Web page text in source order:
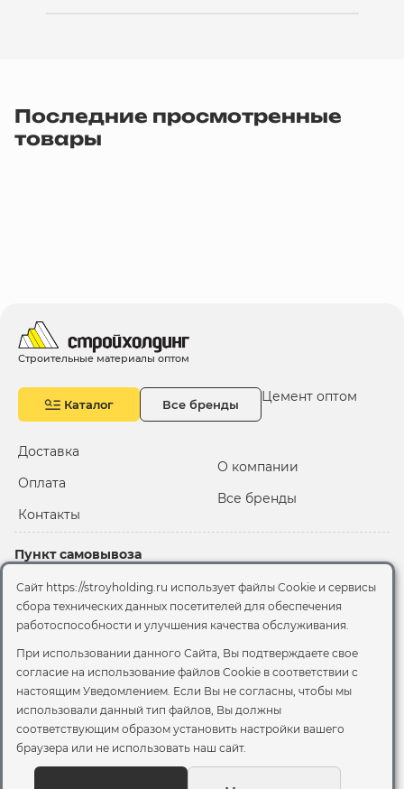
Последние просмотренные
товары
Строительные материалы оптом
Каталог Все бренды Цемент оптом
Доставка
Оплата
Контакты
О компании
Все бренды
Пункт самовывоза
2-й Иртышский проезд,
территория 2А стр.3
Офис
Москва, ул. Вятская, 49с1
© 2026 Стройхолдинг | г. Москва
Договор оферта
Политика конфиденциальности
Сайт https://stroyholding.ru использует файлы Cookie и сервисы
сбора технических данных посетителей для обеспечения
работоспособности и улучшения качества обслуживания.
При использовании данного Сайта, Вы подтверждаете свое
согласие на использование файлов Cookie в соответствии с
настоящим Уведомлением. Если Вы не согласны, чтобы мы
использовали данный тип файлов, Вы должны
соответствующим образом установить настройки вашего
браузера или не использовать наш сайт.